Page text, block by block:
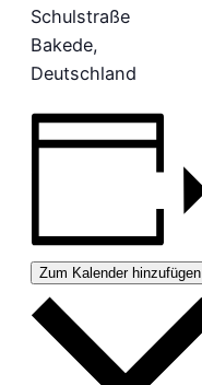
Schulstraße
Bakede,
Deutschland
Zum Kalender hinzufügen